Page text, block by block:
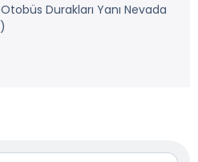
Durakları Yanı Nevada